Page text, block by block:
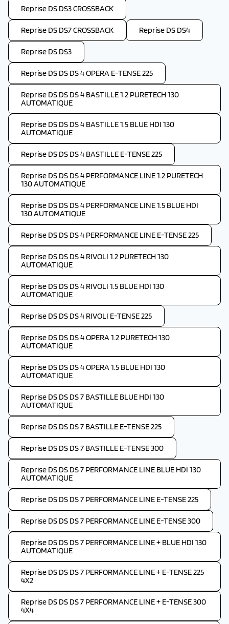
Reprise DS DS3 CROSSBACK
Reprise DS DS7 CROSSBACK Reprise DS DS4
Reprise DS DS3
Reprise DS DS DS 4 OPERA E-TENSE 225
Reprise DS DS DS 4 BASTILLE 1.2 PURETECH 130
AUTOMATIQUE
Reprise DS DS DS 4 BASTILLE 1.5 BLUE HDI 130
AUTOMATIQUE
Reprise DS DS DS 4 BASTILLE E-TENSE 225
Reprise DS DS DS 4 PERFORMANCE LINE 1.2 PURETECH
130 AUTOMATIQUE
Reprise DS DS DS 4 PERFORMANCE LINE 1.5 BLUE HDI
130 AUTOMATIQUE
Reprise DS DS DS 4 PERFORMANCE LINE E-TENSE 225
Reprise DS DS DS 4 RIVOLI 1.2 PURETECH 130
AUTOMATIQUE
Reprise DS DS DS 4 RIVOLI 1.5 BLUE HDI 130
AUTOMATIQUE
Reprise DS DS DS 4 RIVOLI E-TENSE 225
Reprise DS DS DS 4 OPERA 1.2 PURETECH 130
AUTOMATIQUE
Reprise DS DS DS 4 OPERA 1.5 BLUE HDI 130
AUTOMATIQUE
Reprise DS DS DS 7 BASTILLE BLUE HDI 130
AUTOMATIQUE
Reprise DS DS DS 7 BASTILLE E-TENSE 225
Reprise DS DS DS 7 BASTILLE E-TENSE 300
Reprise DS DS DS 7 PERFORMANCE LINE BLUE HDI 130
AUTOMATIQUE
Reprise DS DS DS 7 PERFORMANCE LINE E-TENSE 225
Reprise DS DS DS 7 PERFORMANCE LINE E-TENSE 300
Reprise DS DS DS 7 PERFORMANCE LINE + BLUE HDI 130
AUTOMATIQUE
Reprise DS DS DS 7 PERFORMANCE LINE + E-TENSE 225
4X2
Reprise DS DS DS 7 PERFORMANCE LINE + E-TENSE 300
4X4